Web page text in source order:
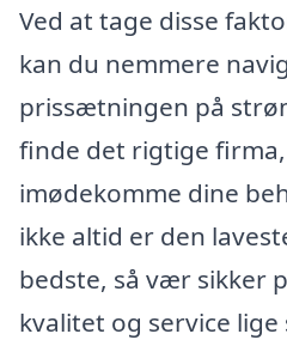
Ved at tage disse
kan du nemmere
prissætningen på
finde det rigtige
imødekomme dine
ikke altid er den
bedste, så vær sikker
kvalitet og service